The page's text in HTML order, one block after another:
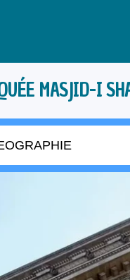
MASJID-I